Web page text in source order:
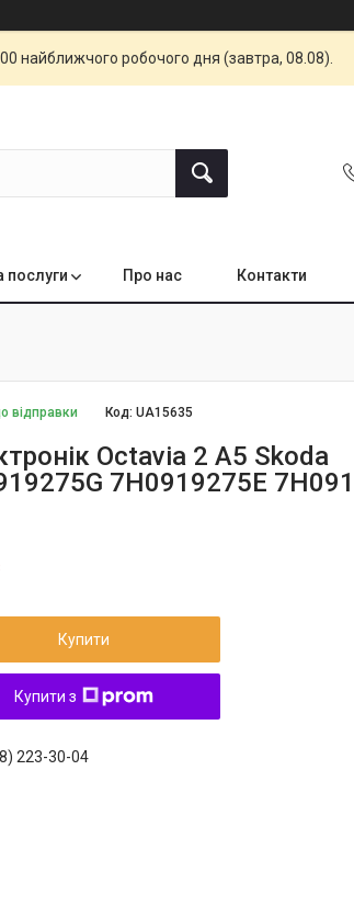
найближчого робочого дня (завтра, 08.08).
послуги Про нас Контакти
відправки Код:UA15635
Octavia 2 A5 Skoda
7H0919275E
Купити
Купити з
223-30-04